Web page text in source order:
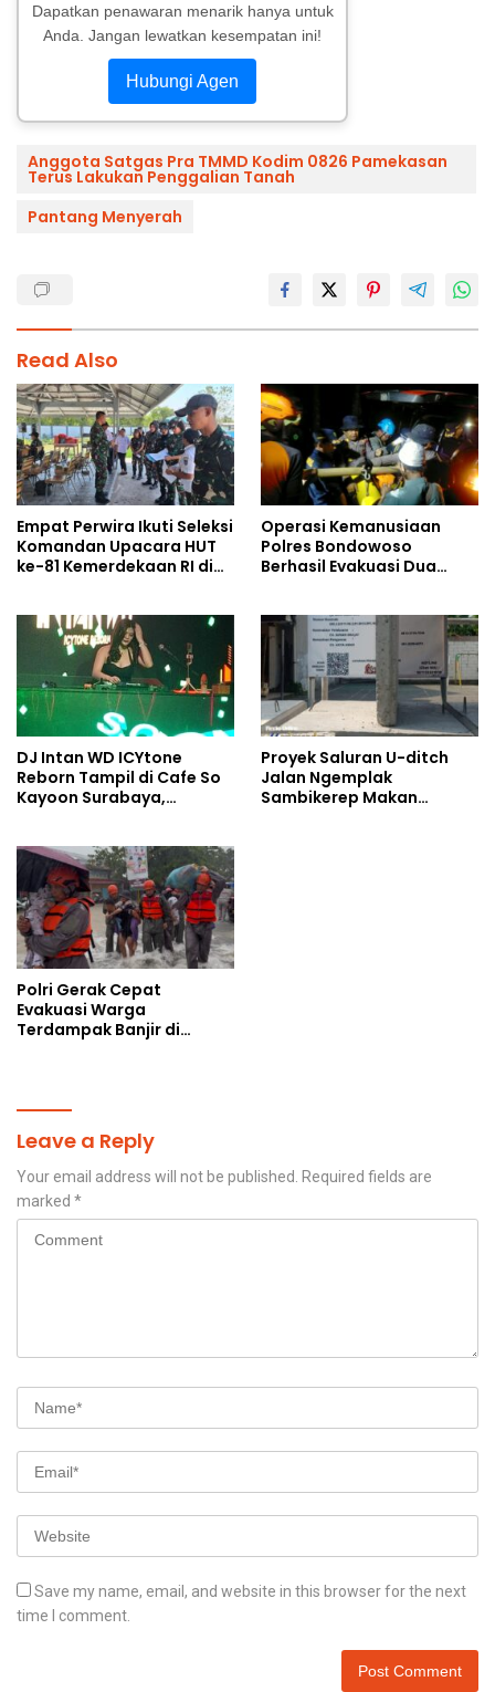
Dapatkan penawaran menarik hanya untuk
Anda. Jangan lewatkan kesempatan ini!
Hubungi Agen
Anggota Satgas Pra TMMD Kodim 0826 Pamekasan
Terus Lakukan Penggalian Tanah
Pantang Menyerah
Read Also
Empat Perwira Ikuti Seleksi
Komandan Upacara HUT
ke-81 Kemerdekaan RI di
Operasi Kemanusiaan
Polres Bondowoso
Berhasil Evakuasi Dua
DJ Intan WD ICYtone
Reborn Tampil di Cafe So
Kayoon Surabaya,
Proyek Saluran U-ditch
Jalan Ngemplak
Sambikerep Makan
Polri Gerak Cepat
Evakuasi Warga
Terdampak Banjir di
Leave a Reply
Your email address will not be published.
Required fields are
marked *
Save my name, email, and website in this browser for the next
time I comment.